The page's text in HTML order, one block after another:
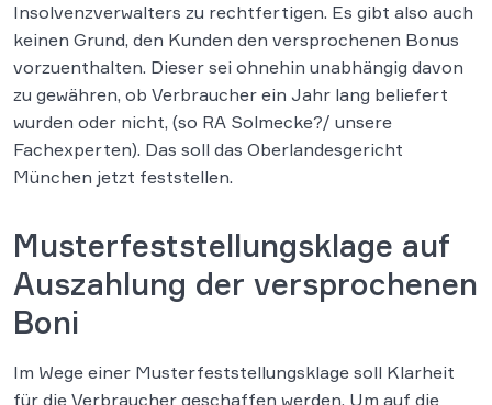
Insolvenzverwalters zu rechtfertigen. Es gibt also auch
keinen Grund, den Kunden den versprochenen Bonus
vorzuenthalten. Dieser sei ohnehin unabhängig davon
zu gewähren, ob Verbraucher ein Jahr lang beliefert
wurden oder nicht, (so RA Solmecke?/ unsere
Fachexperten). Das soll das Oberlandesgericht
München jetzt feststellen.
Musterfeststellungsklage auf
Auszahlung der versprochenen
Boni
Im Wege einer Musterfeststellungsklage soll Klarheit
für die Verbraucher geschaffen werden. Um auf die